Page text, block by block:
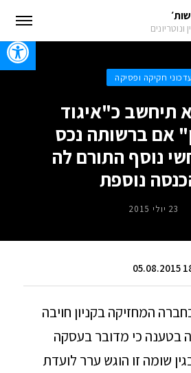
ונוטריונים
עדכוני חקיקה ופסיקה
תיחשב כ"איגוד
אם ברשותה נכס
נוסף התורם לה
נוספת
23 יולי 2015
המחזיקה בקניון חויבה
בטענה כי מדובר בעסקה
שומה זו הוגש ערר לועדת